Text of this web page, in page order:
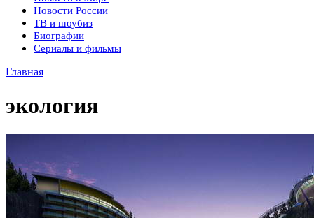
Новости России
ТВ и шоубиз
Биографии
Сериалы и фильмы
Главная
экология